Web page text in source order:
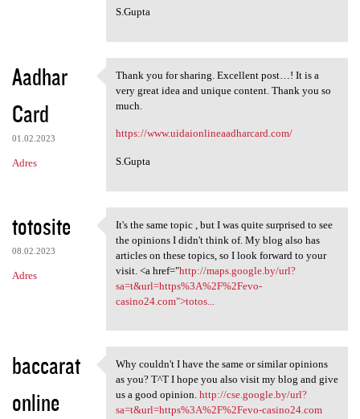
S.Gupta
Aadhar
Card
01.02.2023
Adres
Thank you for sharing.
Thank you for sharing. Excellent post…! It is a
very great idea and unique content. Thank you so
much.
https://www.uidaionlineaadharcard.com/
S.Gupta
totosite
08.02.2023
Adres
It's the same topic , but I
It's the same topic , but I was quite surprised to see
the opinions I didn't think of. My blog also has
articles on these topics, so I look forward to your
visit. <a href="http://maps.google.by/url?
sa=t&url=https%3A%2F%2Fevo-
casino24.com">totos...
baccarat
online
Why couldn't I have the same
Why couldn't I have the same or similar opinions
as you? T^T I hope you also visit my blog and give
us a good opinion. http://cse.google.by/url?
sa=t&url=https%3A%2F%2Fevo-casino24.com